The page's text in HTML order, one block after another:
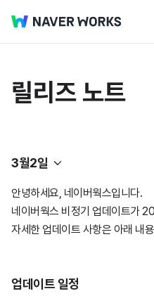
릴리즈 노트
3월2일
네이버웍스 코어
7월23일
2025년
2026년
클로바노트
안녕하세요, 네이버웍스입니다.
네이버웍스 비정기 업데이트가
자세한 업데이트 사항은 아래 내
업데이트 일정